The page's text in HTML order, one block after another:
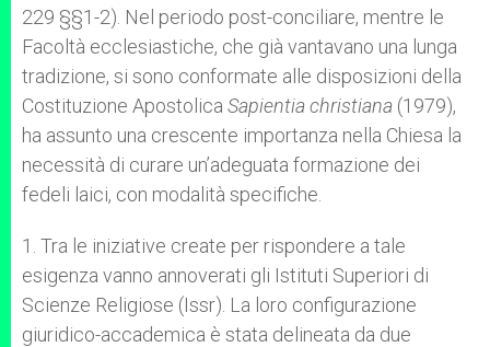
229 §§1-2). Nel periodo post-conciliare, mentre le
Facoltà ecclesiastiche, che già vantavano una lunga
tradizione, si sono conformate alle disposizioni della
Costituzione Apostolica Sapientia christiana (1979),
ha assunto una crescente importanza nella Chiesa la
necessità di curare un’adeguata formazione dei
fedeli laici, con modalità specifiche.
1. Tra le iniziative create per rispondere a tale
esigenza vanno annoverati gli Istituti Superiori di
Scienze Religiose (Issr). La loro configurazione
giuridico-accademica è stata delineata da due